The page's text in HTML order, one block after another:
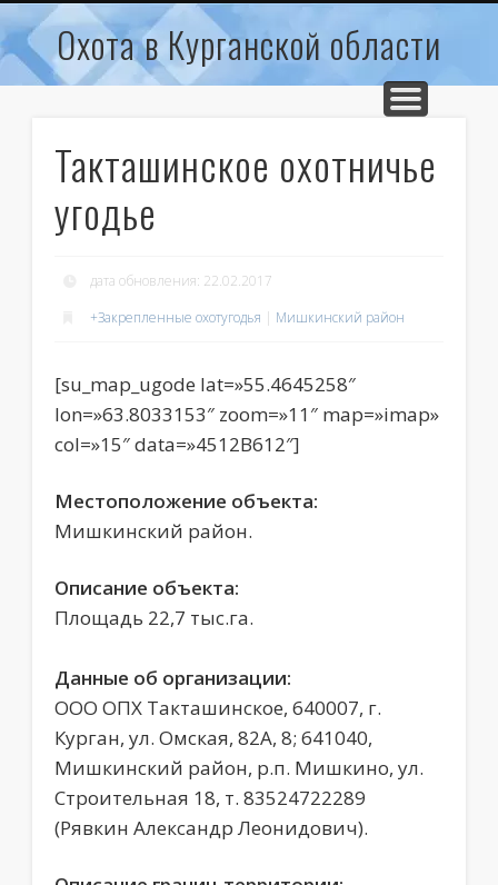
Охота в Курганской области
ГЛАВНАЯ
КАРТА ДЛЯ МОБИЛЬНЫХ УСТРОЙСТВ
ЗАКРЕПЛЕННЫЕ ОХОТУГОДЬЯ
ОБЩЕДОСТУПНЫЕ ОХОТУГОДЬЯ
Такташинское охотничье
угодье
дата обновления: 22.02.2017
+Закрепленные охотугодья | Мишкинский район
[su_map_ugode lat=»55.4645258″
lon=»63.8033153″ zoom=»11″ map=»imap»
col=»15″ data=»4512B612″]
Местоположение объекта:
Мишкинский район.
Описание объекта:
Площадь 22,7 тыс.га.
Данные об организации:
ООО ОПХ Такташинское, 640007, г.
Курган, ул. Омская, 82А, 8; 641040,
Мишкинский район, р.п. Мишкино, ул.
Строительная 18, т. 83524722289
(Рявкин Александр Леонидович).